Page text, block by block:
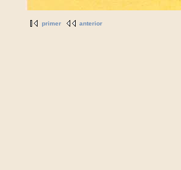
primer anterior